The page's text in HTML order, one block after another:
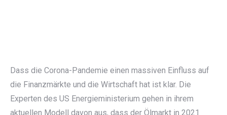
Dass die Corona-Pandemie einen massiven Einfluss auf
die Finanzmärkte und die Wirtschaft hat ist klar. Die
Experten des US Energieministerium gehen in ihrem
aktuellen Modell davon aus, dass der Ölmarkt in 2021